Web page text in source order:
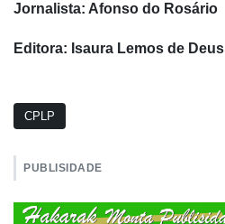
Jornalista: Afonso do Rosário
Editora: Isaura Lemos de Deus
CPLP
PUBLISIDADE